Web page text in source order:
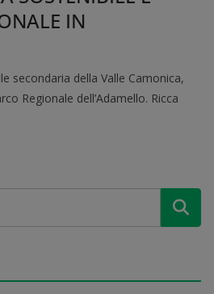
IN
secondaria della Valle Camonica,
Regionale dell’Adamello. Ricca